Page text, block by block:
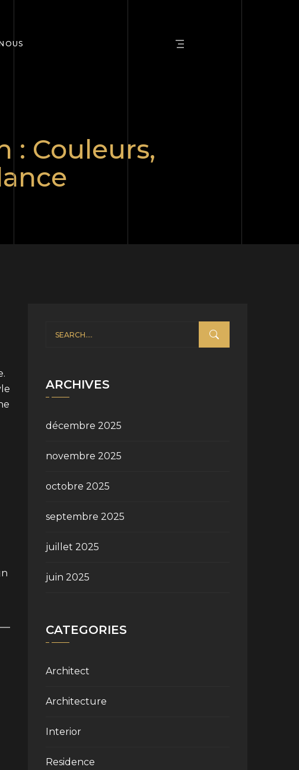
: Couleurs,
ARCHIVES
décembre 2025
novembre 2025
octobre 2025
septembre 2025
juillet 2025
juin 2025
CATEGORIES
Architect
Architecture
Interior
Residence